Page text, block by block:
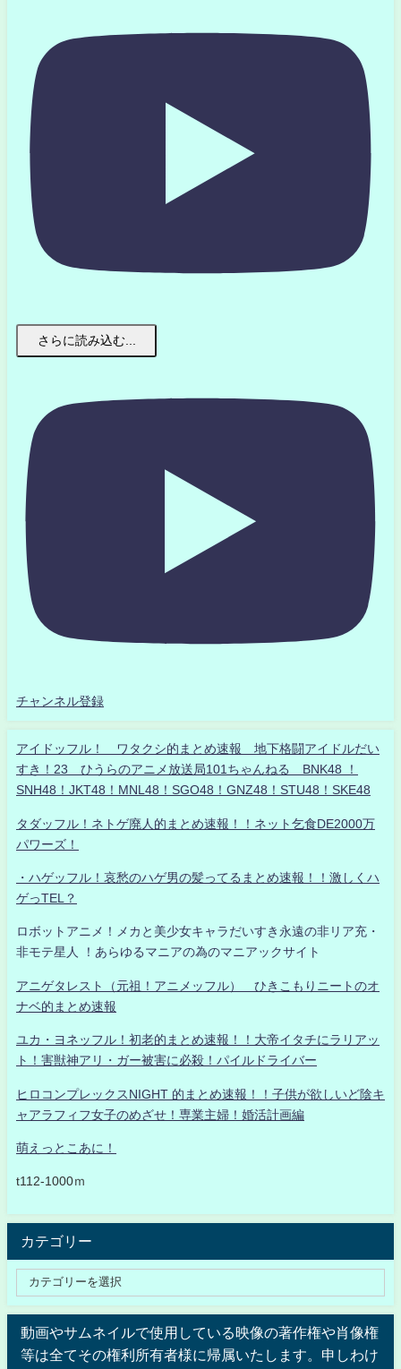
さらに読み込む...
チャンネル登録
アイドッフル！ ワタクシ的まとめ速報 地下格闘アイドルだい
すき！23 ひうらのアニメ放送局101ちゃんねる BNK48 ！
SNH48！JKT48！MNL48！SGO48！GNZ48！STU48！SKE48
タダッフル！ネトゲ廃人的まとめ速報！！ネット乞食DE2000万
パワーズ！
・ハゲッフル！哀愁のハゲ男の髪ってるまとめ速報！！激しくハ
ゲっTEL？
ロボットアニメ！メカと美少女キャラだいすき永遠の非リア充・
非モテ星人 ！あらゆるマニアの為のマニアックサイト
アニゲタレスト（元祖！アニメッフル） ひきこもりニートのオ
ナベ的まとめ速報
ユカ・ヨネッフル！初老的まとめ速報！！大帝イタチにラリアッ
ト！害獣神アリ・ガー被害に必殺！パイルドライバー
ヒロコンプレックスNIGHT 的まとめ速報！！子供が欲しいど陰キ
ャアラフィフ女子のめざせ！専業主婦！婚活計画編
萌えっとこあに！
t112-1000ｍ
カテゴリー
動画やサムネイルで使用している映像の著作権や肖像権
等は全てその権利所有者様に帰属いたします。申しわけ